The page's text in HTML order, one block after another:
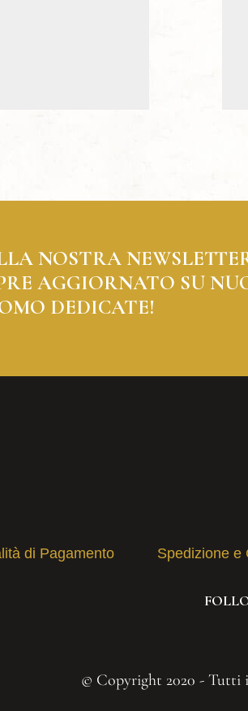
NOSTRA
AGGIORNATO SU
DEDICATE!
di Pagamento Spedizione e
© Copyright 2020 - Tutti i